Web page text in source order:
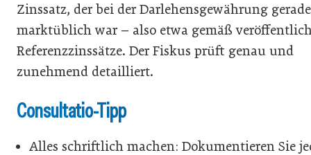
Zinssatz, der bei der Darlehensgewährung gerade
marktüblich war – also etwa gemäß
Referenzzinssätze. Der Fiskus prüft genau und
zunehmend detailliert.
Consultatio-Tipp
Alles schriftlich machen: Dokumentieren Sie